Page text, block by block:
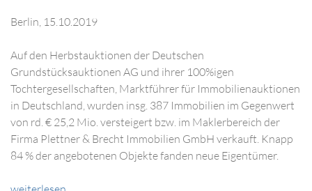
Berlin, 15.10.2019
Auf den Herbstauktionen der Deutschen
Grundstücksauktionen AG und ihrer 100%igen
Tochtergesellschaften, Marktführer für Immobilienauktionen
in Deutschland, wurden insg. 387 Immobilien im Gegenwert
von rd. € 25,2 Mio. versteigert bzw. im Maklerbereich der
Firma Plettner & Brecht Immobilien GmbH verkauft. Knapp
84 % der angebotenen Objekte fanden neue Eigentümer.